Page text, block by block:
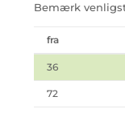
Bemærk
fra
36
72